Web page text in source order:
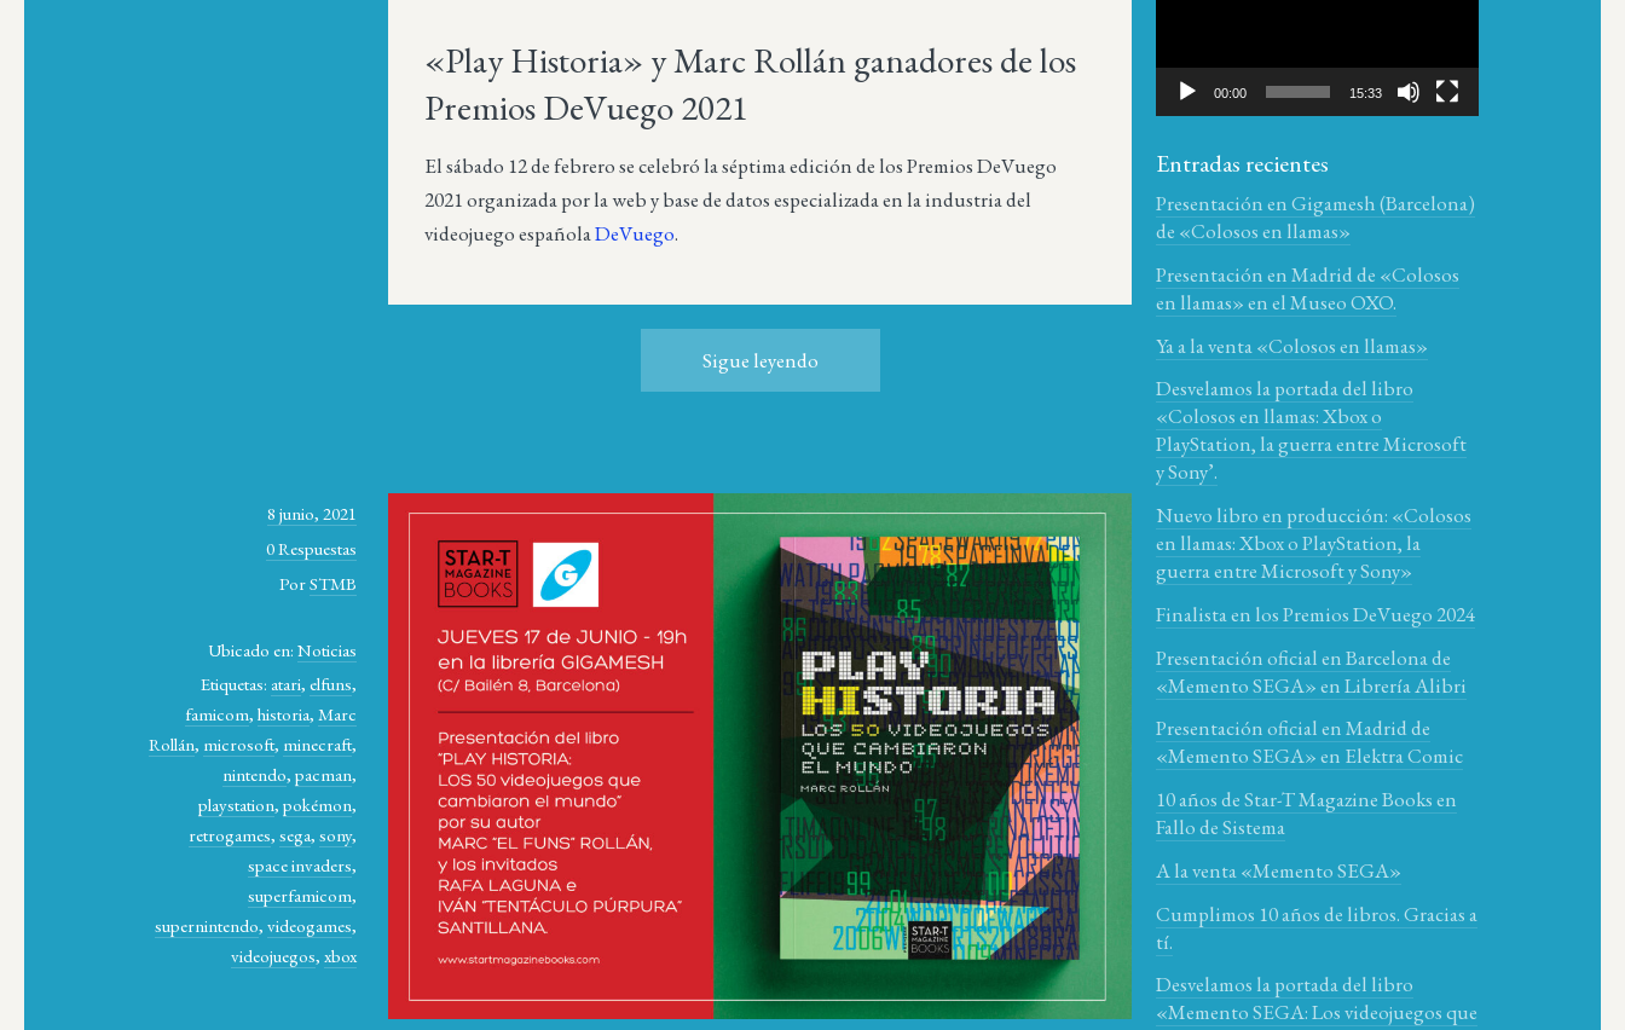
«Play Historia» y Marc Rollán ganadores de los
Premios DeVuego 2021
El sábado 12 de febrero se celebró la séptima edición de los Premios DeVuego
2021 organizada por la web y base de datos especializada en la industria del
videojuego españolaDeVuego.
Sigue leyendo
8 junio, 2021
0 Respuestas
PorSTMB
Ubicado en:Noticias
Etiquetas: atari,elfuns,
famicom,historia,Marc
Rollán, microsoft, minecraft,
nintendo,pacman,
playstation,pokémon,
retrogames,sega,sony,
space invaders,
superfamicom,
supernintendo,videogames,
videojuegos,xbox
00:00 15:33
Entradas recientes
Presentación en Gigamesh (Barcelona)
de «Colosos en llamas»
Presentación en Madrid de «Colosos
en llamas» en el Museo OXO.
Ya a la venta «Colosos en llamas»
Desvelamos la portada del libro
«Colosos en llamas: Xbox o
PlayStation, la guerra entre Microsoft
y Sony’.
Nuevo libro en producción: «Colosos
en llamas: Xbox o PlayStation, la
guerra entre Microsoft y Sony»
Finalista en los Premios DeVuego 2024
Presentación oficial en Barcelona de
«Memento SEGA» en Librería Alibri
Presentación oficial en Madrid de
«Memento SEGA» en Elektra Comic
10 años de Star-T Magazine Books en
Fallo de Sistema
A la venta «Memento SEGA»
Cumplimos 10 años de libros. Gracias a
tí.
Desvelamos la portada del libro
«Memento SEGA: Los videojuegos que